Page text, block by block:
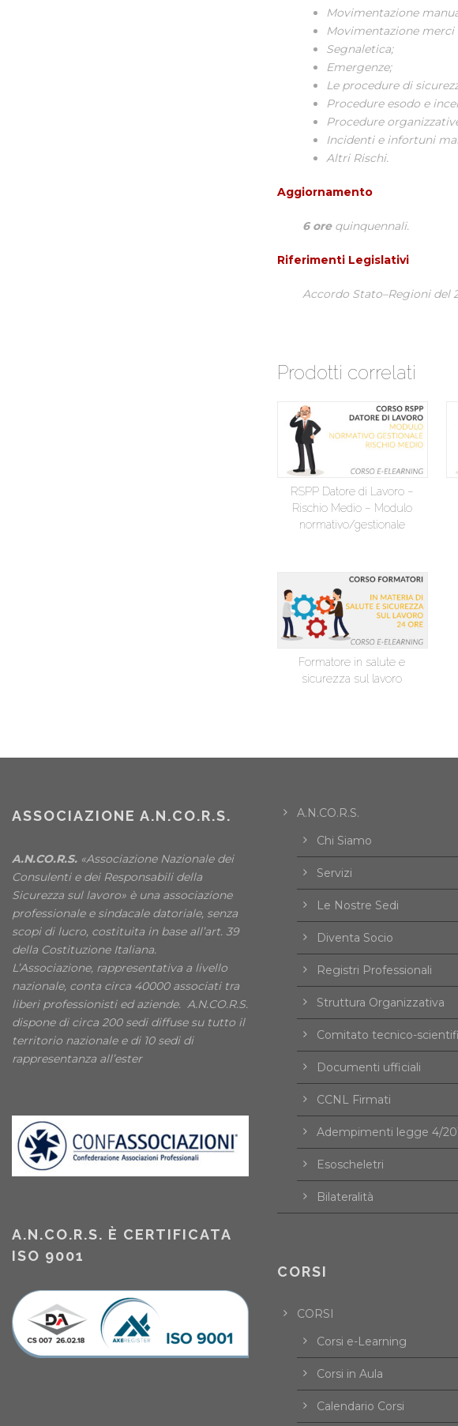
Movimentazione
Movimentazione merci
Segnaletica;
Emergenze;
Le procedure di
Procedure esodo e
Procedure
Incidenti e infortuni
Altri Rischi.
Aggiornamento
6 ore quinquennali.
Riferimenti Legislativi
Accordo Stato–Regioni del
Prodotti correlati
RSPP Datore di Lavoro –
Rischio Medio – Modulo
normativo/gestionale
Formatore in salute e
sicurezza sul lavoro
ASSOCIAZIONE A.N.CO.R.S.
A.N.CO.R.S. «Associazione Nazionale dei
Consulenti e dei Responsabili della
Sicurezza sul lavoro» è una associazione
professionale e sindacale datoriale, senza
scopi di lucro, costituita in base all’art. 39
della Costituzione Italiana.
L’Associazione, rappresentativa a livello
nazionale, conta circa 40000 associati tra
liberi professionisti ed aziende. A.N.CO.R.S.
dispone di circa 200 sedi diffuse su tutto il
territorio nazionale e di 10 sedi di
rappresentanza all’ester
A.N.CO.R.S. È CERTIFICATA
ISO 9001
A.N.CO.R.S.
Chi Siamo
Servizi
Le Nostre Sedi
Diventa Socio
Registri Professionali
Struttura Organizzativa
Comitato tecnico-
Documenti ufficiali
CCNL Firmati
Adempimenti legge 4/
Esoscheletri
Bilateralità
CORSI
CORSI
Corsi e-Learning
Corsi in Aula
Calendario Corsi